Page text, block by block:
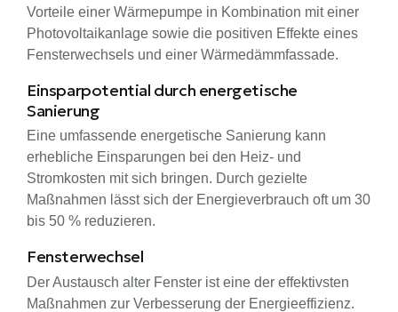
Vorteile einer Wärmepumpe in Kombination mit einer
Photovoltaikanlage sowie die positiven Effekte eines
Fensterwechsels und einer Wärmedämmfassade.
Einsparpotential durch energetische
Sanierung
Eine umfassende energetische Sanierung kann
erhebliche Einsparungen bei den Heiz- und
Stromkosten mit sich bringen. Durch gezielte
Maßnahmen lässt sich der Energieverbrauch oft um 30
bis 50 % reduzieren.
Fensterwechsel
Der Austausch alter Fenster ist eine der effektivsten
Maßnahmen zur Verbesserung der Energieeffizienz.